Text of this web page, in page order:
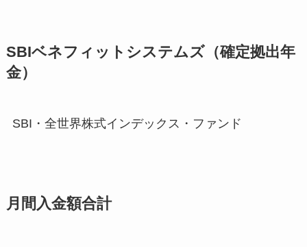
SBIベネフィットシステムズ（確定拠出年
金）
SBI・全世界株式インデックス・ファンド
月間入金額合計